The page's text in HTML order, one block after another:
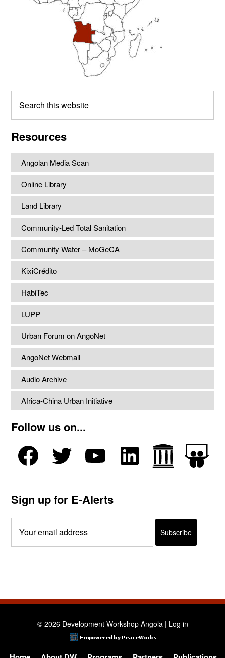
this
Resources
Angolan Media Scan
Online Library
Land Library
Community-Led Total Sanitation
Community Water – MoGeCA
KixiCrédito
HabiTec
LUPP
Urban Forum on AngoNet
AngoNet Webmail
Audio Archive
Africa-China Urban Initiative
Follow us on...
Sign up for E-Alerts
© 2026 Development Workshop Angola | Log in